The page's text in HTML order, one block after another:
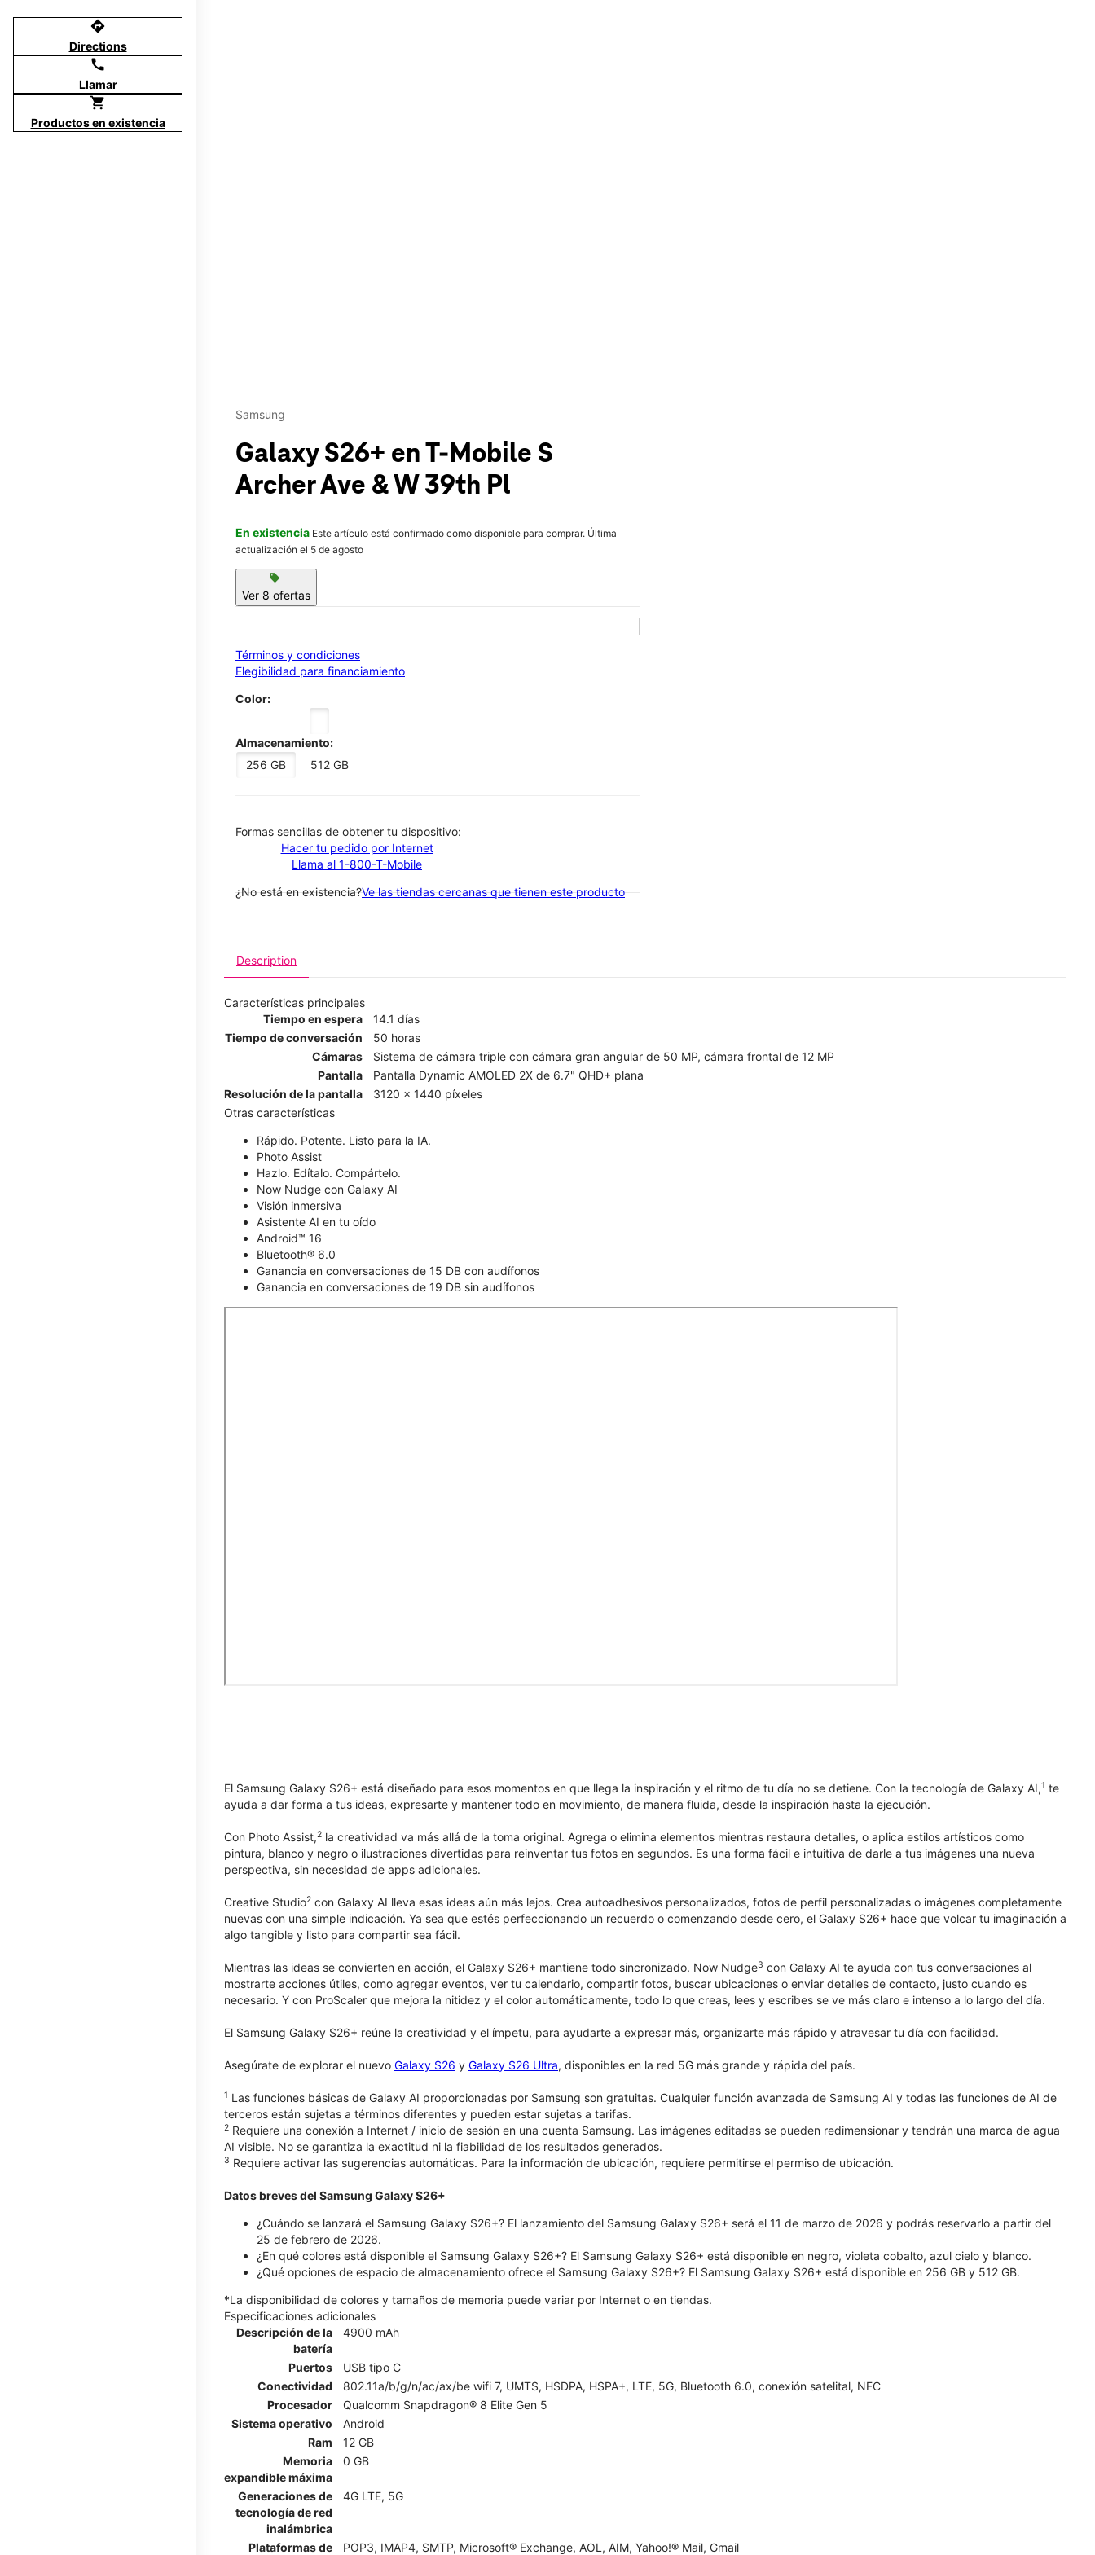
directions
Directions
call
Llamar
shopping_cart
Productos en existencia
Samsung
Galaxy S26+ en T-Mobile S
Archer Ave & W 39th Pl
En existencia Este artículo está confirmado como disponible para comprar. Última
actualización el 5 de agosto
sell
Ver 8 ofertas
Términos y condiciones
Elegibilidad para financiamiento
Color:
Almacenamiento:
256 GB
512 GB
​​​​​​​Formas sencillas de obtener tu dispositivo:
Hacer tu pedido por Internet
Llama al 1-800-T-Mobile
¿No está en existencia?Ve las tiendas cercanas que tienen este producto
Description
Características principales
Tiempo en espera
14.1 días
Tiempo de conversación
50 horas
Cámaras
Sistema de cámara triple con cámara gran angular de 50 MP, cámara frontal de 12 MP
Pantalla
Pantalla Dynamic AMOLED 2X de 6.7" QHD+ plana
Resolución de la pantalla
3120 x 1440 píxeles
Otras características
Rápido. Potente. Listo para la IA.
Photo Assist
Hazlo. Edítalo. Compártelo.
Now Nudge con Galaxy AI
Visión inmersiva
Asistente AI en tu oído
Android™ 16
Bluetooth® 6.0
Ganancia en conversaciones de 15 DB con audífonos
Ganancia en conversaciones de 19 DB sin audífonos
El Samsung Galaxy S26+ está diseñado para esos momentos en que llega la inspiración y el ritmo de tu día no se detiene. Con la tecnología de Galaxy AI,1 te
ayuda a dar forma a tus ideas, expresarte y mantener todo en movimiento, de manera fluida, desde la inspiración hasta la ejecución.
Con Photo Assist,2 la creatividad va más allá de la toma original. Agrega o elimina elementos mientras restaura detalles, o aplica estilos artísticos como
pintura, blanco y negro o ilustraciones divertidas para reinventar tus fotos en segundos. Es una forma fácil e intuitiva de darle a tus imágenes una nueva
perspectiva, sin necesidad de apps adicionales.
Creative Studio2 con Galaxy AI lleva esas ideas aún más lejos. Crea autoadhesivos personalizados, fotos de perfil personalizadas o imágenes completamente
nuevas con una simple indicación. Ya sea que estés perfeccionando un recuerdo o comenzando desde cero, el Galaxy S26+ hace que volcar tu imaginación a
algo tangible y listo para compartir sea fácil.
Mientras las ideas se convierten en acción, el Galaxy S26+ mantiene todo sincronizado. Now Nudge3 con Galaxy AI te ayuda con tus conversaciones al
mostrarte acciones útiles, como agregar eventos, ver tu calendario, compartir fotos, buscar ubicaciones o enviar detalles de contacto, justo cuando es
necesario. Y con ProScaler que mejora la nitidez y el color automáticamente, todo lo que creas, lees y escribes se ve más claro e intenso a lo largo del día.
El Samsung Galaxy S26+ reúne la creatividad y el ímpetu, para ayudarte a expresar más, organizarte más rápido y atravesar tu día con facilidad.
Asegúrate de explorar el nuevo Galaxy S26 y Galaxy S26 Ultra, disponibles en la red 5G más grande y rápida del país.
1 Las funciones básicas de Galaxy AI proporcionadas por Samsung son gratuitas. Cualquier función avanzada de Samsung AI y todas las funciones de AI de
terceros están sujetas a términos diferentes y pueden estar sujetas a tarifas.
2 Requiere una conexión a Internet / inicio de sesión en una cuenta Samsung. Las imágenes editadas se pueden redimensionar y tendrán una marca de agua
AI visible. No se garantiza la exactitud ni la fiabilidad de los resultados generados.
3 Requiere activar las sugerencias automáticas. Para la información de ubicación, requiere permitirse el permiso de ubicación.
Datos breves del Samsung Galaxy S26+
¿Cuándo se lanzará el Samsung Galaxy S26+? El lanzamiento del Samsung Galaxy S26+ será el 11 de marzo de 2026 y podrás reservarlo a partir del
25 de febrero de 2026.
¿En qué colores está disponible el Samsung Galaxy S26+? El Samsung Galaxy S26+ está disponible en negro, violeta cobalto, azul cielo y blanco.
¿Qué opciones de espacio de almacenamiento ofrece el Samsung Galaxy S26+? El Samsung Galaxy S26+ está disponible en 256 GB y 512 GB.
*La disponibilidad de colores y tamaños de memoria puede variar por Internet o en tiendas.
Especificaciones adicionales
Descripción de la
batería
4900 mAh
Puertos
USB tipo C
Conectividad
802.11a/b/g/n/ac/ax/be wifi 7, UMTS, HSDPA, HSPA+, LTE, 5G, Bluetooth 6.0, conexión satelital, NFC
Procesador
Qualcomm Snapdragon® 8 Elite Gen 5
Sistema operativo
Android
Ram
12 GB
Memoria
expandible máxima
0 GB
Generaciones de
tecnología de red
inalámbrica
4G LTE, 5G
Plataformas de POP3, IMAP4, SMTP, Microsoft® Exchange, AOL, AIM, Yahoo!® Mail, Gmail